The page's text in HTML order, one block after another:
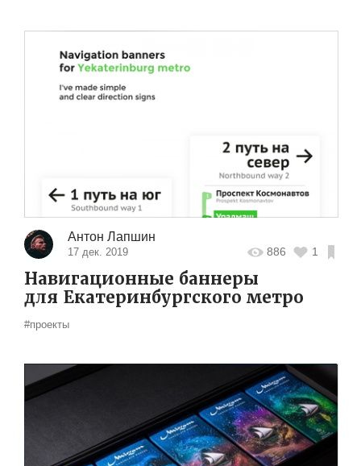
Антон Лапшин
17 дек. 2019 886 1
Навигационные баннеры
для Екатеринбургского метро
#проекты